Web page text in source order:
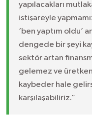
yapılacakları
istişareyle
‘ben yaptım oldu’
dengede bir şeyi
sektör artan
gelemez ve
kaybeder hale
karşılaşabiliriz.”